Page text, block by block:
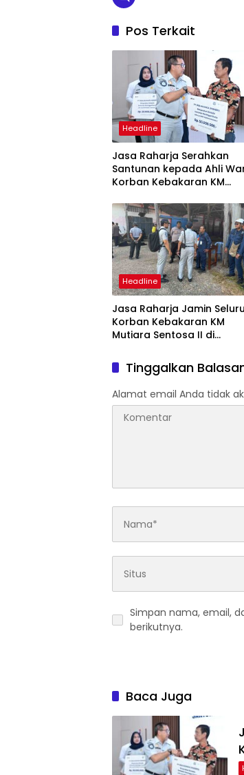
Pos Terkait
Headline
Jasa Raharja Serahkan
Santunan kepada Ahli
Korban Kebakaran KM
Headline
Jasa Raharja Jamin
Korban Kebakaran KM
Mutiara Sentosa II di
Tinggalkan
Alamat email Anda tidak
Simpan nama, email,
berikutnya.
Baca Juga